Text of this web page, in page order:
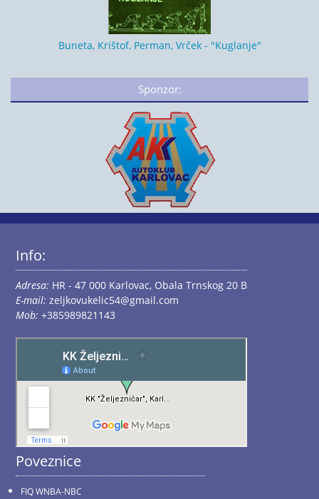
Buneta, Krištof, Perman, Vrček - "Kuglanje"
Sponzor:
Info:
Adresa: HR - 47 000 Karlovac, Obala Trnskog 20 B
E-mail: zeljkovukelic54@gmail.com
Mob: +385989821143
Poveznice
FIQ WNBA-NBC